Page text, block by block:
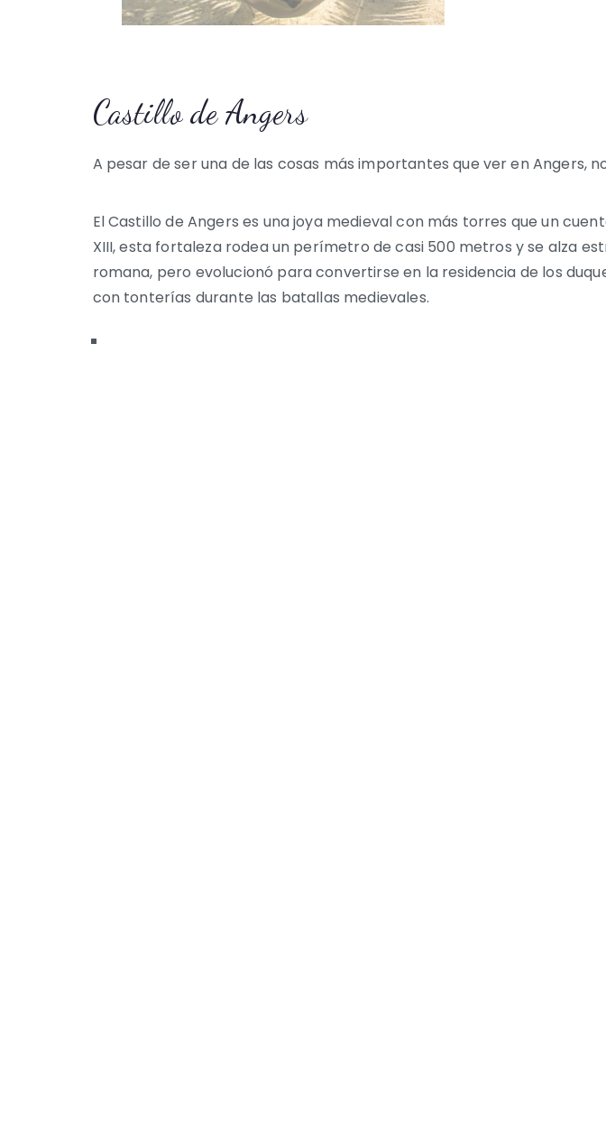
Castillo de Angers
A pesar de ser una de las cosas más importantes que ver en Angers,
El Castillo de Angers es una joya medieval con más torres que un
XIII, esta fortaleza rodea un perímetro de casi 500 metros y se alza
romana, pero evolucionó para convertirse en la residencia de los
con tonterías durante las batallas medievales.